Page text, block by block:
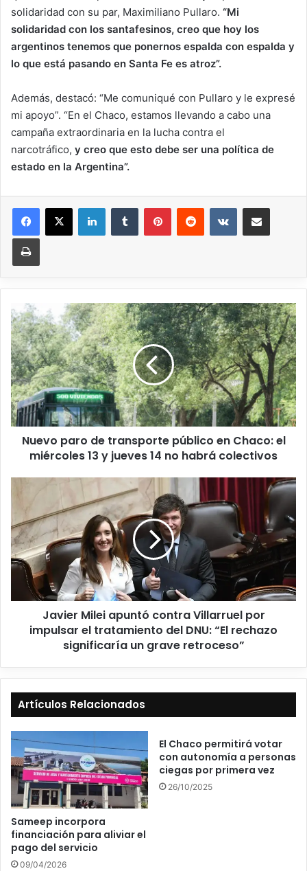
solidaridad con su par, Maximiliano Pullaro. “Mi
solidaridad con los santafesinos, creo que hoy los
argentinos tenemos que ponernos espalda con espalda y
lo que está pasando en Santa Fe es atroz”.
Además, destacó: “Me comuniqué con Pullaro y le expresé
mi apoyo”. “En el Chaco, estamos llevando a cabo una
campaña extraordinaria en la lucha contra el
narcotráfico, y creo que esto debe ser una política de
estado en la Argentina”.
Nuevo paro de transporte público en Chaco: el
miércoles 13 y jueves 14 no habrá colectivos
Javier Milei apuntó contra Villarruel por
impulsar el tratamiento del DNU: “El rechazo
significaría un grave retroceso”
Artículos Relacionados
Sameep incorpora
financiación para aliviar el
pago del servicio
09/04/2026
El Chaco permitirá votar
con autonomía a personas
ciegas por primera vez
26/10/2025